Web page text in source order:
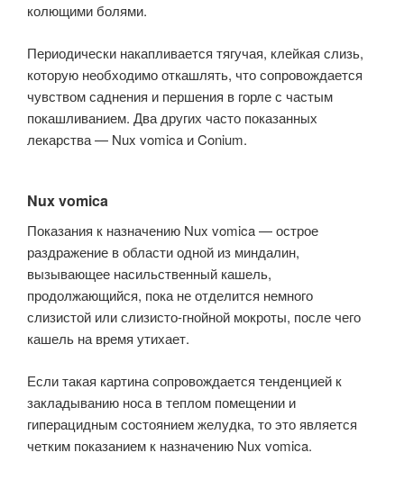
колющими болями.
Периодически накапливается тягучая, клейкая слизь,
которую необходимо откашлять, что сопровождается
чувством саднения и першения в горле с частым
покашливанием. Два других часто показанных
лекарства — Nux vomica и Conium.
Nux vomica
Показания к назначению Nux vomica — острое
раздражение в области одной из миндалин,
вызывающее насильственный кашель,
продолжающийся, пока не отделится немного
слизистой или слизисто-гнойной мокроты, после чего
кашель на время утихает.
Если такая картина сопровождается тенденцией к
закладыванию носа в теплом помещении и
гиперацидным состоянием желудка, то это является
четким показанием к назначению Nux vomica.